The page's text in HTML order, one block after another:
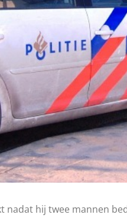
nadat hij twee mannen